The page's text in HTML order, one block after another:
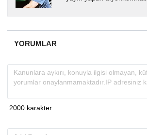
almakta, haber akışı...
YORUMLAR